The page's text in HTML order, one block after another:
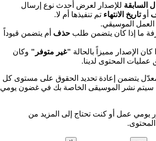
السابقة للإصدار لعرض أحدث نوع إرسال
أوتاريخ الانتهاء تم تنفيذها أم لا.
العمل الموسيقي.
حذف أم يتضمن قيوداً
كان الإصدار مميزاً بالحالة "غير متوفر" وكان
المحتوى لدينا.
يتضمن إعادة تحديد الحقوق على مستوى كل
سيتم نشر الموسيقى الخاصة بك في غضون يومي
يومي عمل أو كنت تحتاج إلى المزيد من